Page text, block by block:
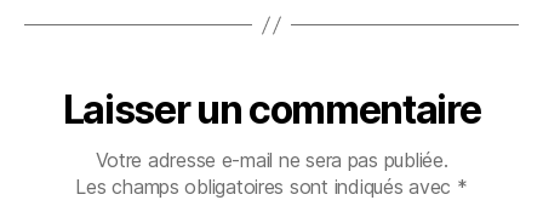
Laisser un commentaire
Votre adresse e-mail ne sera pas publiée.
Les champs obligatoires sont indiqués avec *